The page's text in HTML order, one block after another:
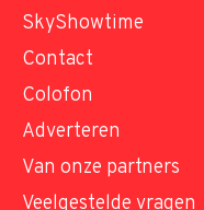
SkyShowtime
Contact
Colofon
Adverteren
Van onze partners
Veelgestelde vragen